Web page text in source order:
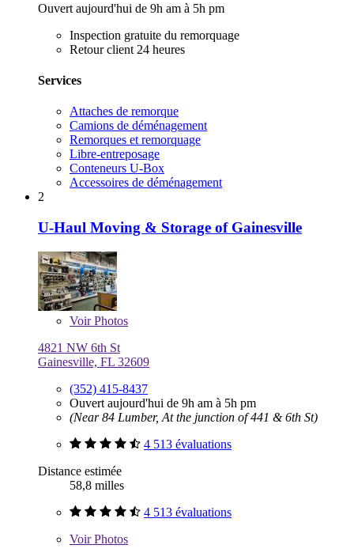
Ouvert aujourd'hui de 9h am à 5h pm
Inspection gratuite du remorquage
Retour client 24 heures
Services
Attaches de remorque
Camions de déménagement
Remorques et remorquage
Libre-entreposage
Conteneurs U-Box
Accessoires de déménagement
2
U-Haul Moving & Storage of Gainesville
VoirPhotos
4821 NW 6th St
Gainesville, FL 32609
(352) 415-8437
Ouvert aujourd'hui de 9h am à 5h pm
(Near 84 Lumber, At the junction of 441 & 6th St)
4 513 évaluations
Distance estimée
58,8 milles
4 513 évaluations
VoirPhotos